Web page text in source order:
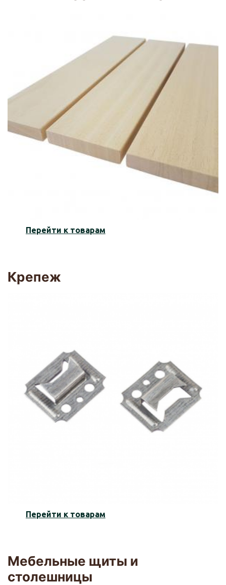
Перейти к товарам
Крепеж
Перейти к товарам
Мебельные щиты и
столешницы